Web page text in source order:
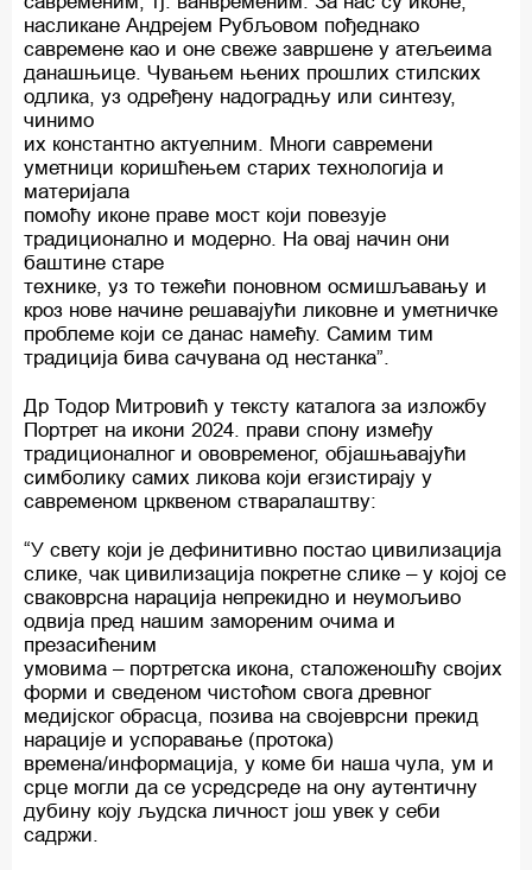
насликане Андрејем Рубљовом пођеднако
савремене као и оне свеже завршене у атељеима
данашњице. Чувањем њених прошлих стилских
одлика, уз одређену надоградњу или синтезу,
чинимо
их константно актуелним. Многи савремени
уметници коришћењем старих технологија и
материјала
помоћу иконе праве мост који повезује
традиционално и модерно. На овај начин они
баштине старе
технике, уз то тежећи поновном осмишљавању и
кроз нове начине решавајући ликовне и уметничке
проблеме који се данас намећу. Самим тим
традиција бива сачувана од нестанка”.
Др Тодор Митровић у тексту каталога за изложбу
Портрет на икони 2024. прави спону између
традиционалног и ововременог, објашњавајући
симболику самих ликова који егзистирају у
савременом црквеном стваралаштву:
“У свету који је дефинитивно постао цивилизација
слике, чак цивилизација покретне слике – у којој се
сваковрсна нарација непрекидно и неумољиво
одвија пред нашим замореним очима и
презасићеним
умовима – портретска икона, сталоженошћу својих
форми и сведеном чистоћом свога древног
медијског обрасца, позива на својеврсни прекид
нарације и успоравање (протока)
времена/информација, у коме би наша чула, ум и
срце могли да се усредсреде на ону аутентичну
дубину коју људска личност још увек у себи
садржи.